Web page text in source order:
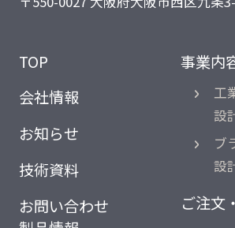
TOP
会社情報
お知らせ
技術資料
お問い合わせ
事業内
工
設
ブ
設
ご注文